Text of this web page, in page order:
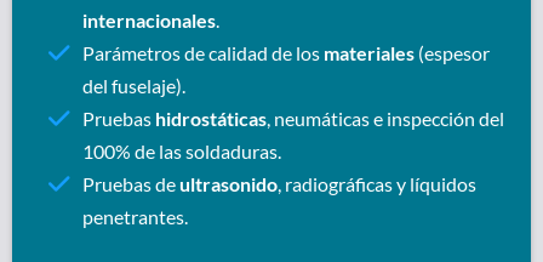
internacionales
Parámetros de calidad de los materiales (espesor
del fuselaje).
Pruebas hidrostáticas , neumáticas e inspección del
100% de las soldaduras.
Pruebas deultrasonido , radiográficas y líquidos
penetrantes.